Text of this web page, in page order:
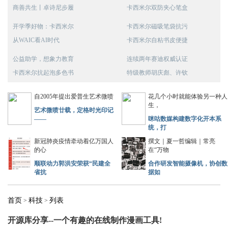
商善共生丨卓诗尼步履
卡西米尔双防夹心笔盒
开学季好物：卡西米尔
从WAIC看AI时代
卡西米尔磁吸笔袋抗污
卡西米尔自粘书皮便捷
公益助学，想象力教育
卡西米尔抗起泡多色书
连续两年赛迪权威认证
特级教师胡庆彪、许钦
自2005年提出爱普生艺术微喷
艺术微喷廿载，定格时光印记
——
花几个小时就能体验另一种人
生，
咪咕数媒构建数字化开本系
统，打
新冠肺炎疫情牵动着亿万国人
的心
顺联动力郭洪安荣获“民建全
省抗
撰文｜夏一哲编辑｜常亮
在“万物
合作研发智能摄像机，协创数
据如
首页 > 科技 > 列表
开源库分享--一个有趣的在线制作漫画工具!